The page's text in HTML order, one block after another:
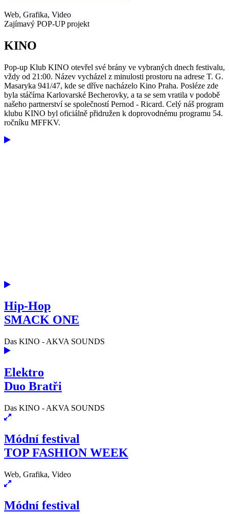
Web, Grafika, Video
Zajímavý POP-UP projekt
KINO
Pop-up Klub KINO otevřel své brány ve vybraných dnech festivalu,
vždy od 21:00. Název vycházel z minulosti prostoru na adrese T. G.
Masaryka 941/47, kde se dříve nacházelo Kino Praha. Posléze zde
byla stáčírna Karlovarské Becherovky, a ta se sem vratila v podobě
našeho partnerství se společností Pernod - Ricard. Celý náš program
klubu KINO byl oficiálně přidružen k doprovodnému programu 54.
ročníku MFFKV.
Hip-Hop
SMACK ONE
Das KINO - AKVA SOUNDS
Elektro
Duo Bratři
Das KINO - AKVA SOUNDS
Módní festival
TOP FASHION WEEK
Web, Grafika, Video
Módní festival